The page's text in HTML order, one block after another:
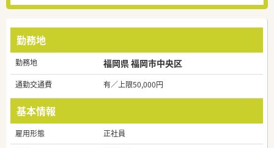
勤務地
勤務地 福岡県 福岡市中央区
通勤交通費 有／上限50,000円
基本情報
雇用形態
正社員